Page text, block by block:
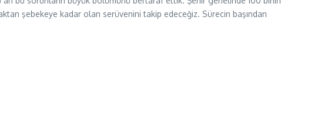
şebekeye kadar olan serüvenini takip edeceğiz. Sürecin başından